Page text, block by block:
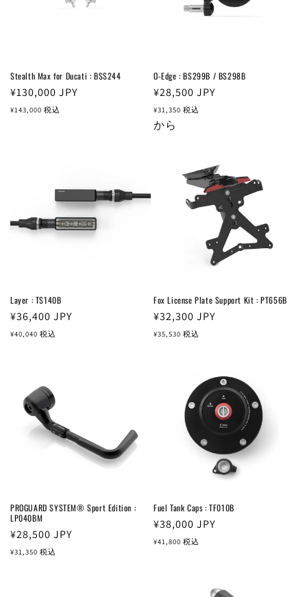
Stealth Max for Ducati : BSS244
通
常
¥130,000 JPY
¥143,000 税込
O-Edge : BS299B / BS298B
通
常
価
¥28,500 JPY
¥31,350 税込
から
Layer : TS140B
通
常
¥36,400 JPY
¥40,040 税込
Fox License Plate Support Kit : PT656B
通
常
¥32,300 JPY
¥35,530 税込
PROGUARD SYSTEM® Sport Edition :
LP040BM
通
常
¥28,500 JPY
¥31,350 税込
Fuel Tank Caps : TF010B
通
常
¥38,000 JPY
¥41,800 税込